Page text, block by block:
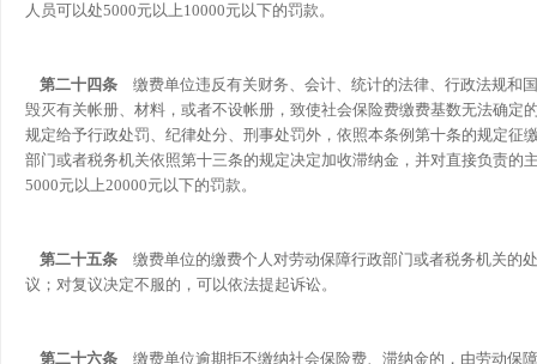
人员可以处5000元以上10000元以下的罚款。
第二十四条 缴费单位违反有关财务、会计、统计的法律、行政法规和
毁灭有关帐册、材料，或者不设帐册，致使社会保险费缴费基数无法确定
规定给予行政处罚、纪律处分、刑事处罚外，依照本条例第十条的规定征
部门或者税务机关依照第十三条的规定决定加收滞纳金，并对直接负责的
5000元以上20000元以下的罚款。
第二十五条 缴费单位的缴费个人对劳动保障行政部门或者税务机关的
议；对复议决定不服的，可以依法提起诉讼。
第二十六条 缴费单位逾期拒不缴纳社会保险费、滞纳金的，由劳动保